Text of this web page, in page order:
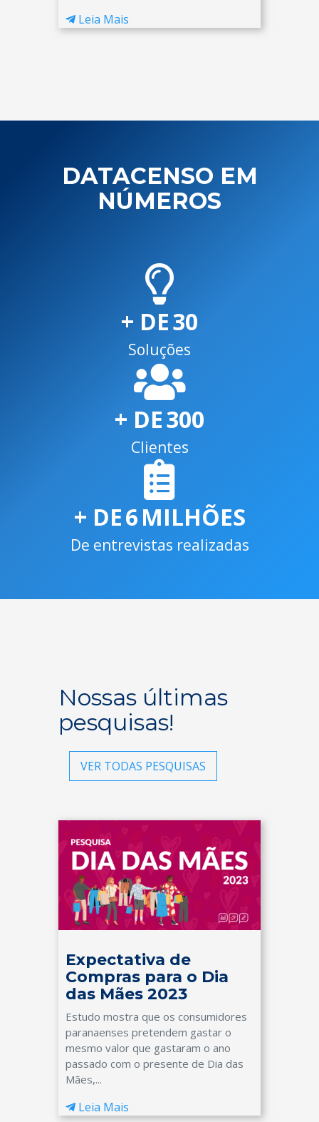
Leia Mais
DATACENSO EM
NÚMEROS
+ DE30
Soluções
+ DE300
Clientes
+ DE6MILHÕES
De entrevistas realizadas
Nossas últimas
pesquisas!
VER TODAS PESQUISAS
Expectativa de
Compras para o Dia
das Mães 2023
Estudo mostra que os consumidores
paranaenses pretendem gastar o
mesmo valor que gastaram o ano
passado com o presente de Dia das
Mães,...
Leia Mais